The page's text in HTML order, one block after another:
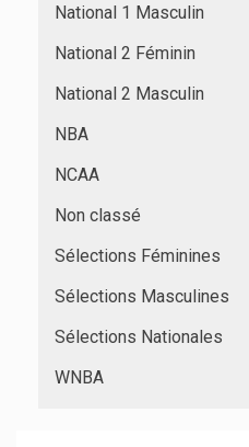
National 1 Masculin
National 2 Féminin
National 2 Masculin
NBA
NCAA
Non classé
Sélections Féminines
Sélections Masculines
Sélections Nationales
WNBA